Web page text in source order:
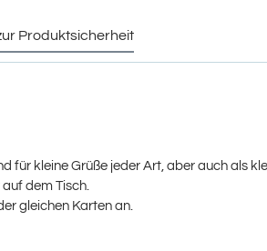
Produktsicherheit
für kleine Grüße jeder Art, aber auch als
dem Tisch.
gleichen Karten an.